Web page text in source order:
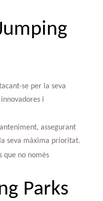
se per la seva
i
assegurant
seva màxima prioritat.
que no només
Parks